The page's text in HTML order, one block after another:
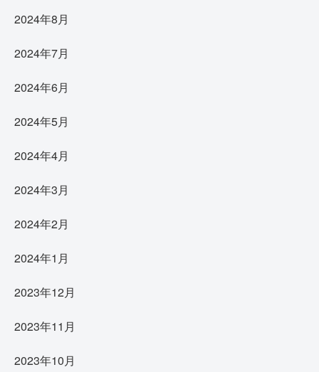
2024年8月
2024年7月
2024年6月
2024年5月
2024年4月
2024年3月
2024年2月
2024年1月
2023年12月
2023年11月
2023年10月